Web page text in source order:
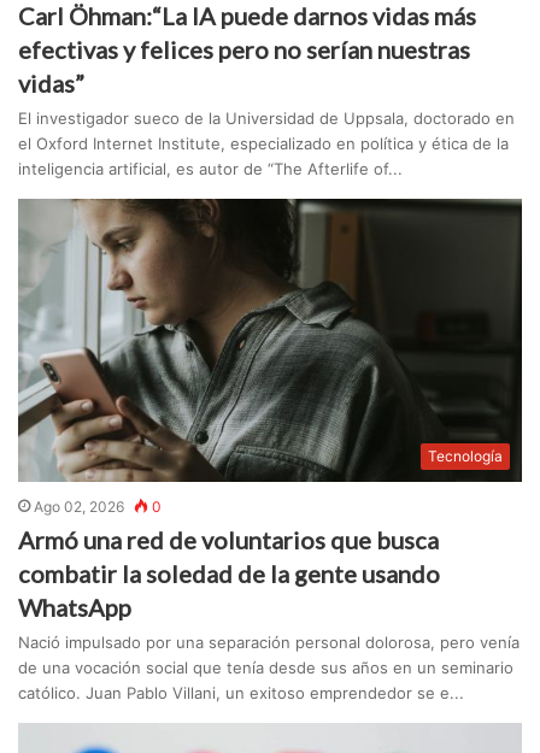
Carl Öhman:“La IA puede darnos vidas más
efectivas y felices pero no serían nuestras
vidas”
El investigador sueco de la Universidad de Uppsala, doctorado en
el Oxford Internet Institute, especializado en política y ética de la
inteligencia artificial, es autor de “The Afterlife of...
Tecnología
Ago 02, 2026 0
Armó una red de voluntarios que busca
combatir la soledad de la gente usando
WhatsApp
Nació impulsado por una separación personal dolorosa, pero venía
de una vocación social que tenía desde sus años en un seminario
católico. Juan Pablo Villani, un exitoso emprendedor se e...